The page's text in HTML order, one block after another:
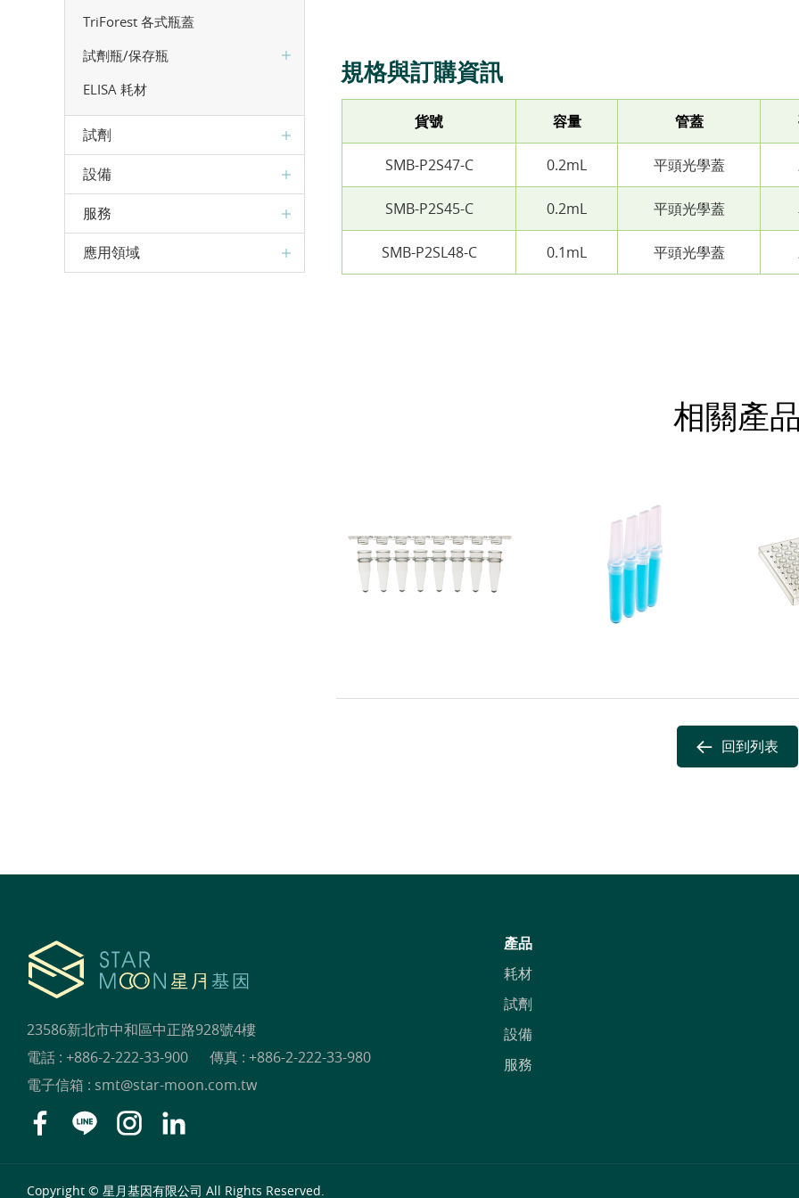
TriForest 各式瓶蓋
試劑瓶/保存瓶
ELISA 耗材
試劑
設備
服務
應用領域
規格與訂購資訊
貨號 容量 管蓋
SMB-P2S47-C 0.2mL 平頭光學蓋
SMB-P2S45-C 0.2mL 平頭光學蓋
SMB-P2SL48-C 0.1mL 平頭光學蓋
相關產
回到列表
產品
耗材
試劑
設備
服務
23586新北市中和區中正路928號4樓
電話 : +886-2-222-33-900
傳真 : +886-2-222-33-980
電子信箱 : smt@star-moon.com.tw
Copyright © 星月基因有限公司 All Rights Reserved.